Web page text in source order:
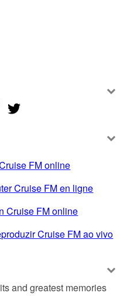
FM online
Cruise FM en ligne
Cruise FM online
Cruise FM ao vivo
and greatest memories